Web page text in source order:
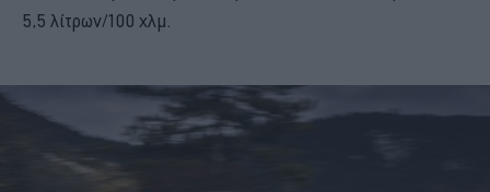
5,5 λίτρων/100 χλμ.